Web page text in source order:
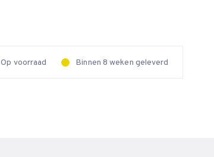
Op voorraad Binnen 8 weken geleverd